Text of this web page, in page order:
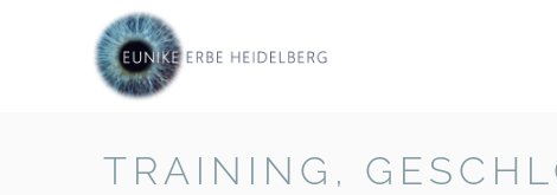
TRAINING,